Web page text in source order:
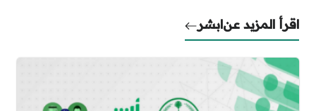
اقرأ المزيد عنابشر